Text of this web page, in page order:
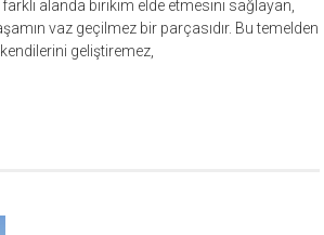
alanda birikim elde etmesini sağlayan,
vaz geçilmez bir parçasıdır. Bu temelden
geliştiremez,